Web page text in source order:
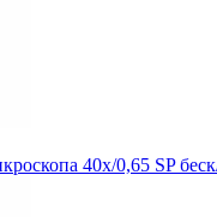
40х/0,65 SP